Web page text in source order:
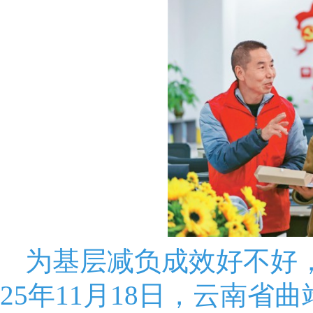
为基层减负成效好不好
25年11月18日，云南省